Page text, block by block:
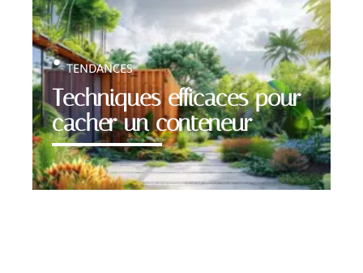
Techniques efficaces pour
cacher un conteneur
TENDANCES